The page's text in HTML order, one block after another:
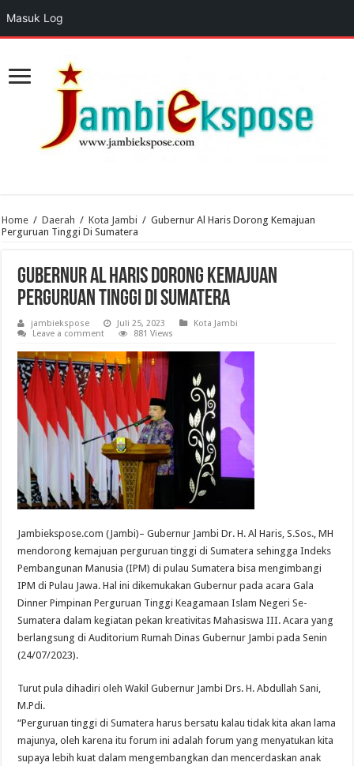
Home / Daerah / Kota Jambi / Gubernur Al Haris Dorong Kemajuan
Perguruan Tinggi Di Sumatera
Gubernur Al Haris Dorong Kemajuan
Perguruan Tinggi Di Sumatera
jambiekspose Juli 25, 2023
Kota Jambi
Leave a comment
881 Views
Jambiekspose.com (Jambi)– Gubernur Jambi Dr. H. Al Haris, S.Sos., MH
mendorong kemajuan perguruan tinggi di Sumatera sehingga Indeks
Pembangunan Manusia (IPM) di pulau Sumatera bisa mengimbangi
IPM di Pulau Jawa. Hal ini dikemukakan Gubernur pada acara Gala
Dinner Pimpinan Perguruan Tinggi Keagamaan Islam Negeri Se-
Sumatera dalam kegiatan pekan kreativitas Mahasiswa III. Acara yang
berlangsung di Auditorium Rumah Dinas Gubernur Jambi pada Senin
(24/07/2023).
Turut pula dihadiri oleh Wakil Gubernur Jambi Drs. H. Abdullah Sani,
M.Pdi.
“Perguruan tinggi di Sumatera harus bersatu kalau tidak kita akan lama
majunya, oleh karena itu forum ini adalah forum yang menyatukan kita
supaya lebih kuat dalam mengembangkan dan mencerdaskan anak
Masuk Log